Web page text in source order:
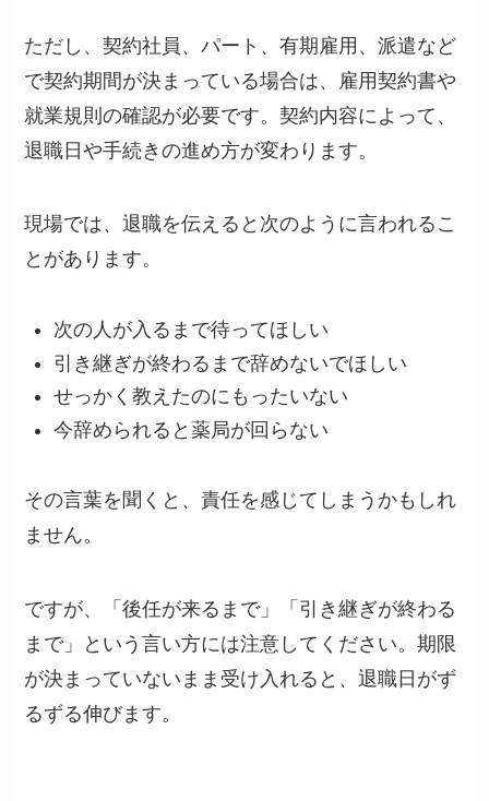
ただし、契約社員、パート、有期雇用、派遣など
で契約期間が決まっている場合は、雇用契約書や
就業規則の確認が必要です。契約内容によって、
退職日や手続きの進め方が変わります。
現場では、退職を伝えると次のように言われるこ
とがあります。
次の人が入るまで待ってほしい
引き継ぎが終わるまで辞めないでほしい
せっかく教えたのにもったいない
今辞められると薬局が回らない
その言葉を聞くと、責任を感じてしまうかもしれ
ません。
ですが、「後任が来るまで」「引き継ぎが終わる
まで」という言い方には注意してください。期限
が決まっていないまま受け入れると、退職日がず
るずる伸びます。